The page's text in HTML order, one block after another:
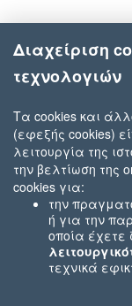
Διαχείριση
τεχνολογιών
Τα cookies και
(εφεξής cookies)
λειτουργία της
την βελτίωση της
cookies για:
την
ή για την
οποία έχετε
τεχνικά
που εσείς